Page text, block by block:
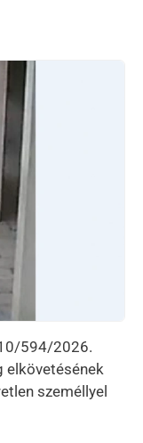
window
a new window
594/2026.
elkövetésének
személlyel